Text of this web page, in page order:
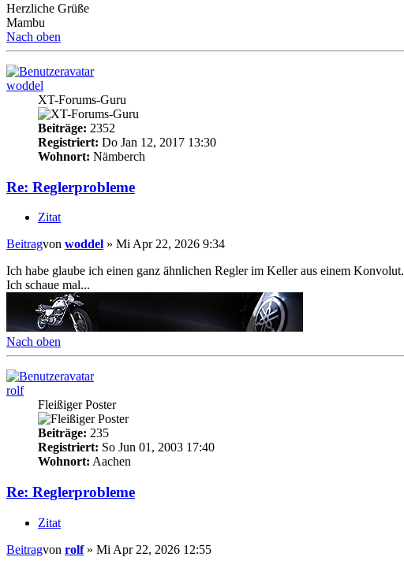
Herzliche Grüße
Mambu
Nach oben
woddel
XT-Forums-Guru
Beiträge: 2352
Registriert: Do Jan 12, 2017 13:30
Wohnort: Nämberch
Re: Reglerprobleme
Zitat
Beitragvon woddel » Mi Apr 22, 2026 9:34
Ich habe glaube ich einen ganz ähnlichen Regler im Keller aus einem Konvolut.
Ich schaue mal...
Nach oben
rolf
Fleißiger Poster
Beiträge: 235
Registriert: So Jun 01, 2003 17:40
Wohnort: Aachen
Re: Reglerprobleme
Zitat
Beitragvon rolf» Mi Apr 22, 2026 12:55